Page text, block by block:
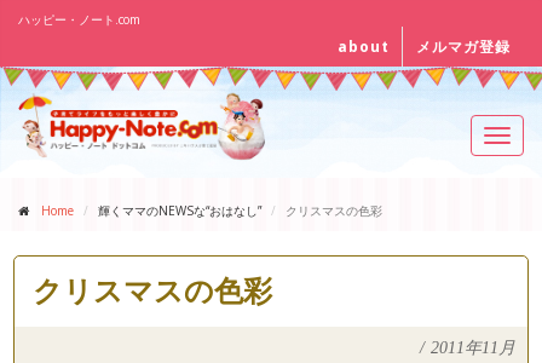
ハッピー・ノート.com
about メルマガ登録
Home 輝くママのNEWSな“おはなし” クリスマスの色彩
クリスマスの色彩
/ 2011年11月